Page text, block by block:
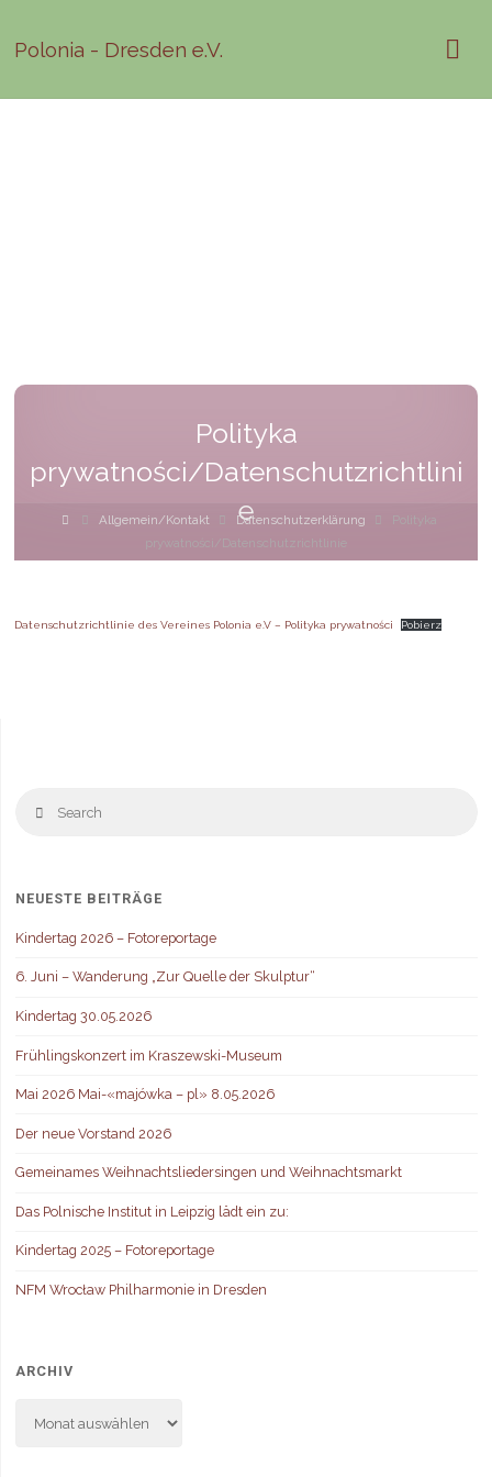
Polonia - Dresden e.V.
Polityka
prywatności/Datenschutzrichtlini
e
HomeAllgemein/Kontakt Datenschutzerklärung
Polityka
prywatności/Datenschutzrichtlinie
Datenschutzrichtlinie des Vereines Polonia e.V – Polityka prywatności Pobierz
Search
NEUESTE BEITRÄGE
Kindertag 2026 – Fotoreportage
6. Juni – Wanderung „Zur Quelle der Skulptur“
Kindertag 30.05.2026
Frühlingskonzert im Kraszewski-Museum
Mai 2026 Mai-«majówka – pl» 8.05.2026
Der neue Vorstand 2026
Gemeinames Weihnachtsliedersingen und Weihnachtsmarkt
Das Polnische Institut in Leipzig lädt ein zu:
Kindertag 2025 – Fotoreportage
NFM Wrocław Philharmonie in Dresden
ARCHIV